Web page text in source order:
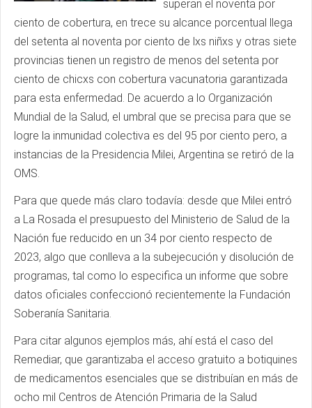
superan el noventa por
ciento de cobertura, en trece su alcance porcentual llega
del setenta al noventa por ciento de lxs niñxs y otras siete
provincias tienen un registro de menos del setenta por
ciento de chicxs con cobertura vacunatoria garantizada
para esta enfermedad. De acuerdo a lo Organización
Mundial de la Salud, el umbral que se precisa para que se
logre la inmunidad colectiva es del 95 por ciento pero, a
instancias de la Presidencia Milei, Argentina se retiró de la
OMS.
Para que quede más claro todavía: desde que Milei entró
a La Rosada el presupuesto del Ministerio de Salud de la
Nación fue reducido en un 34 por ciento respecto de
2023, algo que conlleva a la subejecución y disolución de
programas, tal como lo especifica un informe que sobre
datos oficiales confeccionó recientemente la Fundación
Soberanía Sanitaria.
Para citar algunos ejemplos más, ahí está el caso del
Remediar, que garantizaba el acceso gratuito a botiquines
de medicamentos esenciales que se distribuían en más de
ocho mil Centros de Atención Primaria de la Salud